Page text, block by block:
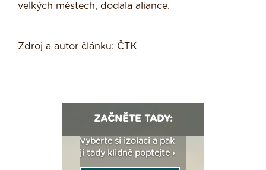
velkých městech, dodala aliance.
Zdroj a autor článku: ČTK
ZAČNĚTE TADY:
Vyberte si izolaci a pak
ji tady klidně poptejte ›